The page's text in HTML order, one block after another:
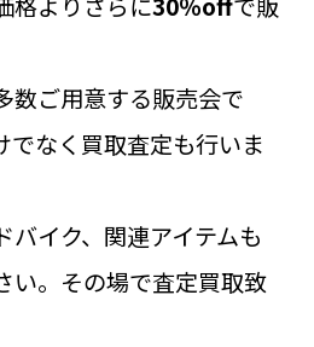
数ご用意する販売会で
でなく買取査定も行いま
バイク、関連アイテムも
い。その場で査定買取致